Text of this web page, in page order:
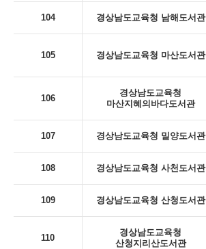
104 경상남도교육청 남해도서관
105 경상남도교육청 마산도서관
106
경상남도교육청
마산지혜의바다도서관
107 경상남도교육청 밀양도서관
108 경상남도교육청 사천도서관
109 경상남도교육청 산청도서관
110
경상남도교육청
산청지리산도서관